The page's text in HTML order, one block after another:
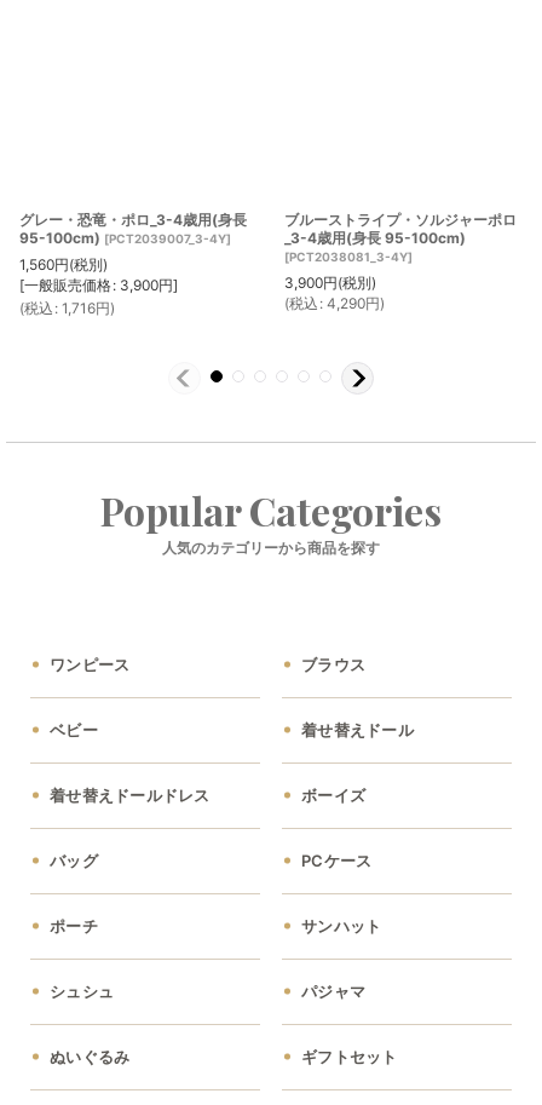
グレー・恐竜・ポロ_3-4歳用(身長
95-100cm) [PCT2039007_3-4Y]
1,560円(税別)
[一般販売価格: 3,900円]
(税込 : 1,716円)
ブルーストライプ・ソルジャーポロ
_3-4歳用(身長 95-100cm)
[PCT2038081_3-4Y]
3,900円(税別)
(税込 : 4,290円)
Popular Categories
人気のカテゴリーから商品を探す
ワンピース ブラウス
ベビー 着せ替えドール
着せ替えドールドレス ボーイズ
バッグ PCケース
ポーチ サンハット
シュシュ パジャマ
ぬいぐるみ ギフトセット